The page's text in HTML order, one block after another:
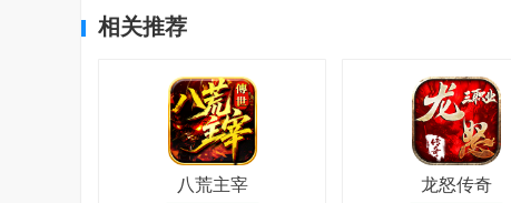
相关推荐
八荒主宰 龙怒传奇